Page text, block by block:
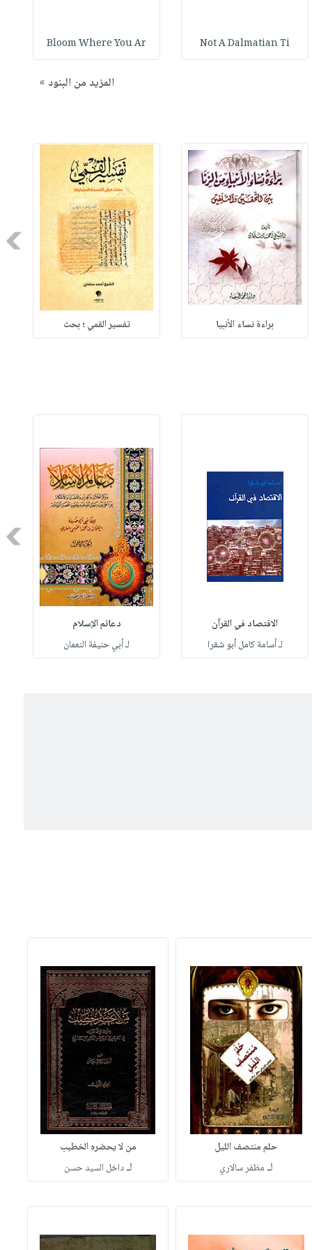
Not A Dalmatian Ti
Bloom Where You Ar
المزيد من البنود »
براءة نساء الأنبيا تفسير القمي ؛ بحث
الاقتصاد في القرآن
لـ أسامة كامل أبو شقرا
دعائم الإسلام
لـ أبي حنيفة النعمان
حلم منتصف الليل
لـ مظفر سالاري
من لا يحضره الخطيب
لـداخل السيد حسن